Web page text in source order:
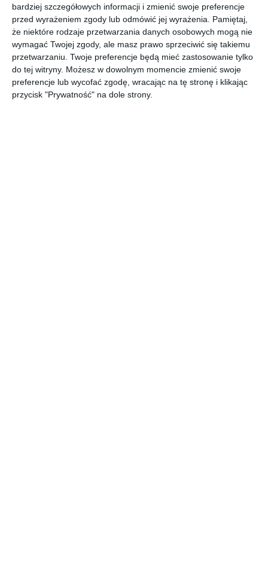
bardziej szczegółowych informacji i zmienić swoje preferencje
przed wyrażeniem zgody lub odmówić jej wyrażenia.
Pamiętaj,
że niektóre rodzaje przetwarzania danych osobowych mogą nie
wymagać Twojej zgody, ale masz prawo sprzeciwić się takiemu
przetwarzaniu. Twoje preferencje będą mieć zastosowanie tylko
do tej witryny. Możesz w dowolnym momencie zmienić swoje
preferencje lub wycofać zgodę, wracając na tę stronę i klikając
przycisk "Prywatność" na dole strony.
Skandynawskie